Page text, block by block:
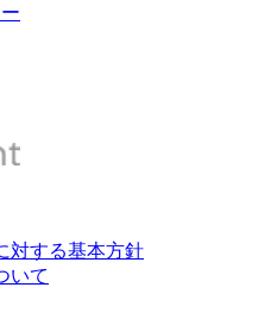
対する基本方針
いて